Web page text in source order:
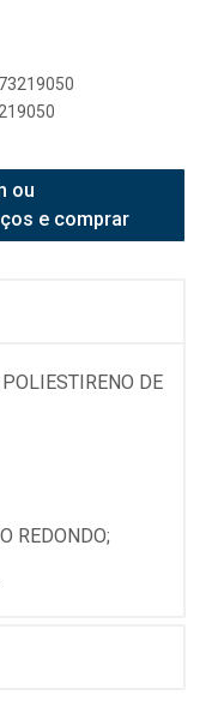
ou
e comprar
DE
REDONDO;